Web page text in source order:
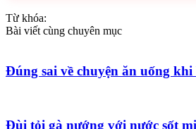
Từ khóa:
Bài viết cùng chuyên mục
Đúng sai về chuyện ăn uống
Đùi tỏi gà nướng với nước sốt